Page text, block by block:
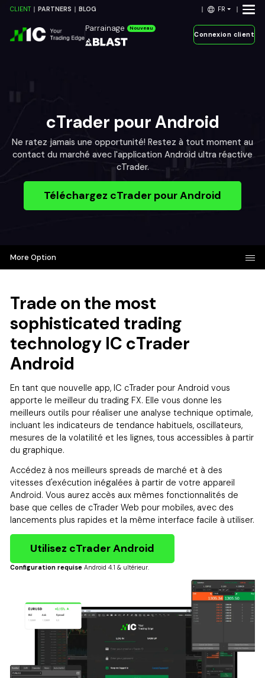
CLIENT PARTNERS BLOG FR
Parrainage Nouveau
Connexion client
cTrader pour Android
Ne ratez jamais une opportunité! Restez à tout moment au
contact du marché avec l'application Android ultra réactive
cTrader.
Téléchargez cTrader pour Android
More Option
Trade on the most
sophisticated trading
technology IC cTrader
Android
En tant que nouvelle app, IC cTrader pour Android vous
apporte le meilleur du trading FX. Elle vous donne les
meilleurs outils pour réaliser une analyse technique optimale,
incluant les indicateurs de tendance habituels, oscillateurs,
mesures de la volatilité et les lignes, tous accessibles à partir
du graphique.
Accédez à nos meilleurs spreads de marché et à des
vitesses d'exécution inégalées à partir de votre appareil
Android. Vous aurez accès aux mêmes fonctionnalités de
base que celles de cTrader Web pour mobiles, avec des
lancements plus rapides et la même interface facile à utiliser.
Utilisez cTrader Android
Configuration requise Android 4.1 & ultérieur.